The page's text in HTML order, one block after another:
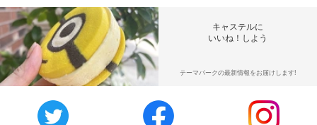
キャステルに
いいね！しよう
テーマパークの最新情報をお届けします!